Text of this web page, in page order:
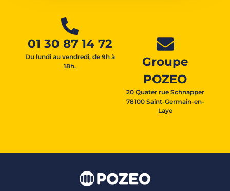
01 30 87 14 72
Du lundi au vendredi, de 9h à
18h.
Groupe
POZEO
20 Quater rue Schnapper
78100 Saint-Germain-en-
Laye